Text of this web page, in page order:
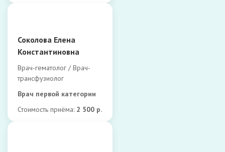
Соколова Елена
Константиновна
Врач-гематолог / Врач-
трансфузиолог
Врач первой категории
Стоимость приёма: 2 500 р.